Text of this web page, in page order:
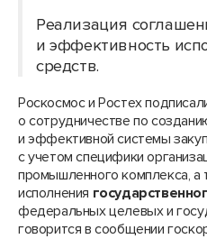
Реализация
и эффективность
средств.
Роскосмос и Ростех
о сотрудничестве по
и эффективной системы
с учетом специфики
промышленного комплекса, а
исполнения
федеральных целевых и
говорится в сообщении